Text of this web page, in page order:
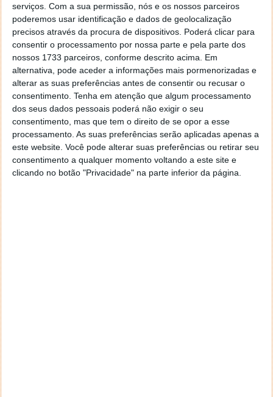
serviços. Com a sua permissão, nós e os nossos parceiros
poderemos usar identificação e dados de geolocalização
precisos através da procura de dispositivos. Poderá clicar para
consentir o processamento por nossa parte e pela parte dos
nossos 1733 parceiros, conforme descrito acima. Em
alternativa, pode aceder a informações mais pormenorizadas e
alterar as suas preferências antes de consentir ou recusar o
consentimento. Tenha em atenção que algum processamento
dos seus dados pessoais poderá não exigir o seu
consentimento, mas que tem o direito de se opor a esse
processamento. As suas preferências serão aplicadas apenas a
este website. Você pode alterar suas preferências ou retirar seu
consentimento a qualquer momento voltando a este site e
clicando no botão "Privacidade" na parte inferior da página.